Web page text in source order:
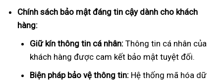
Chính sách bảo mật đáng tin cậy dành cho khách
hàng:
Giữ kín thông tin cá nhân: Thông tin cá nhân của
khách hàng được cam kết bảo mật tuyệt đối.
Biện pháp bảo vệ thông tin: Hệ thống mã hóa dữ